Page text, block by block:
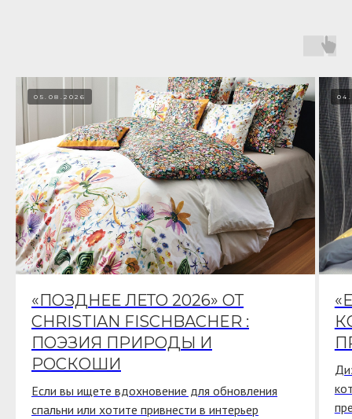
05.08.2026
«ПОЗДНЕЕ ЛЕТО 2026» ОТ
CHRISTIAN FISCHBACHER :
ПОЭЗИЯ ПРИРОДЫ И
РОСКОШИ
Если вы ищете вдохновение для обновления
спальни или хотите привнести в интерьер